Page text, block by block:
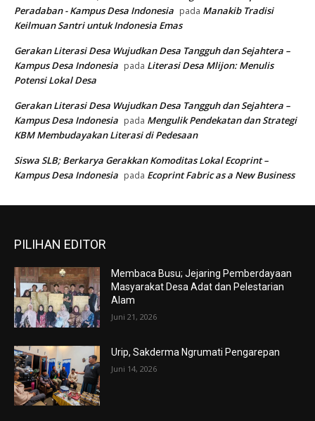
Peradaban - Kampus Desa Indonesia pada Manakib Tradisi
Keilmuan Santri untuk Indonesia Emas
Gerakan Literasi Desa Wujudkan Desa Tangguh dan Sejahtera –
Kampus Desa Indonesia pada Literasi Desa Mlijon: Menulis
Potensi Lokal Desa
Gerakan Literasi Desa Wujudkan Desa Tangguh dan Sejahtera –
Kampus Desa Indonesia pada Mengulik Pendekatan dan Strategi
KBM Membudayakan Literasi di Pedesaan
Siswa SLB; Berkarya Gerakkan Komoditas Lokal Ecoprint –
Kampus Desa Indonesia pada Ecoprint Fabric as a New Business
PILIHAN EDITOR
Membaca Busu; Jejaring Pemberdayaan
Masyarakat Desa Adat dan Pelestarian
Alam
Juni 21, 2026
Urip, Sakderma Ngrumati Pengarepan
Juni 14, 2026